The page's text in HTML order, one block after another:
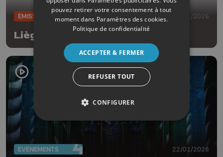
ÉMISSIONS 30/01/2026
Liège en piste
EVÈNEMENTS 22/01/2026
pouvez retirer votre consentement à tout
moment dans Paramètres des cookies.
Politique de confidentialité
ACCEPTER & FERMER
REFUSER TOUT
CONFIGURER